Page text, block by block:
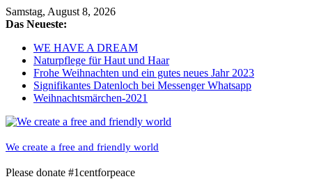
Skip
to
Samstag, August 8, 2026
Das Neueste:
WE HAVE A DREAM
Naturpflege für Haut und Haar
Frohe Weihnachten und ein gutes neues Jahr 2023
Signifikantes Datenloch bei Messenger Whatsapp
Weihnachtsmärchen-2021
We create a free and friendly world
Please donate #1centforpeace